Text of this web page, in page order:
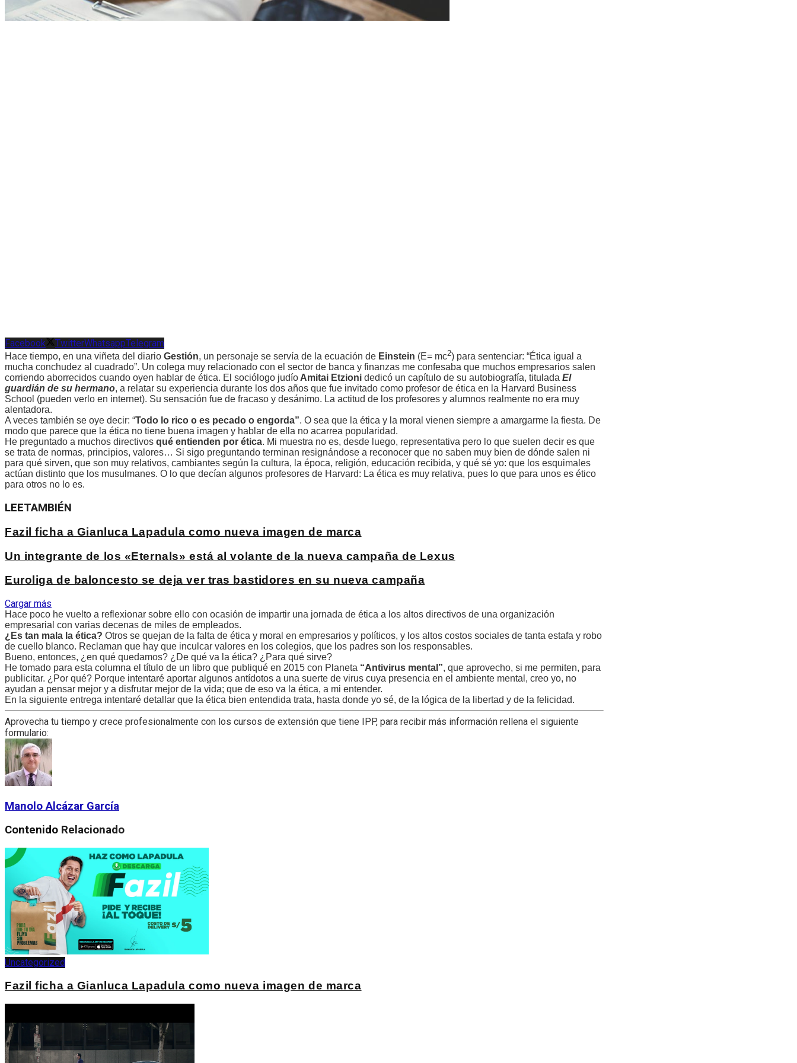
Facebook TwitterWhatsappTelegram
Hace tiempo, en una viñeta del diario Gestión, un personaje se servía de la ecuación de Einstein (E= mc2) para sentenciar: “Ética igual a
mucha conchudez al cuadrado”. Un colega muy relacionado con el sector de banca y finanzas me confesaba que muchos empresarios salen
corriendo aborrecidos cuando oyen hablar de ética. El sociólogo judíoAmitai Etzioni dedicó un capítulo de su autobiografía, titulada El
guardián de su hermano, a relatar su experiencia durante los dos años que fue invitado como profesor de ética en la Harvard Business
School (pueden verlo en internet). Su sensación fue de fracaso y desánimo. La actitud de los profesores y alumnos realmente no era muy
alentadora.
A veces también se oye decir: “Todo lo rico o es pecado o engorda”. O sea que la ética y la moral vienen siempre a amargarme la fiesta. De
modo que parece que la ética no tiene buena imagen y hablar de ella no acarrea popularidad.
He preguntado a muchos directivos qué entienden por ética. Mi muestra no es, desde luego, representativa pero lo que suelen decir es que
se trata de normas, principios, valores… Si sigo preguntando terminan resignándose a reconocer que no saben muy bien de dónde salen ni
para qué sirven, que son muy relativos, cambiantes según la cultura, la época, religión, educación recibida, y qué sé yo: que los esquimales
actúan distinto que los musulmanes. O lo que decían algunos profesores de Harvard: La ética es muy relativa, pues lo que para unos es ético
para otros no lo es.
LEETAMBIÉN
Fazil ficha a Gianluca Lapadula como nueva imagen de marca
Un integrante de los «Eternals» está al volante de la nueva campaña de Lexus
Euroliga de baloncesto se deja ver tras bastidores en su nueva campaña
Cargar más
Hace poco he vuelto a reflexionar sobre ello con ocasión de impartir una jornada de ética a los altos directivos de una organización
empresarial con varias decenas de miles de empleados.
¿Es tan mala la ética? Otros se quejan de la falta de ética y moral en empresarios y políticos, y los altos costos sociales de tanta estafa y robo
de cuello blanco. Reclaman que hay que inculcar valores en los colegios, que los padres son los responsables.
Bueno, entonces, ¿en qué quedamos? ¿De qué va la ética? ¿Para qué sirve?
He tomado para esta columna el título de un libro que publiqué en 2015 con Planeta “Antivirus mental”, que aprovecho, si me permiten, para
publicitar. ¿Por qué? Porque intentaré aportar algunos antídotos a una suerte de virus cuya presencia en el ambiente mental, creo yo, no
ayudan a pensar mejor y a disfrutar mejor de la vida; que de eso va la ética, a mi entender.
En la siguiente entrega intentaré detallar que la ética bien entendida trata, hasta donde yo sé, de la lógica de la libertad y de la felicidad.
Aprovecha tu tiempo y crece profesionalmente con los cursos de extensión que tiene IPP, para recibir más información rellena el siguiente
formulario:
Manolo Alcázar García
Contenido Relacionado
Uncategorized
Fazil ficha a Gianluca Lapadula como nueva imagen de marca